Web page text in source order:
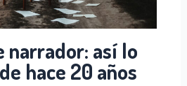
narrador: así lo
hace 20 años